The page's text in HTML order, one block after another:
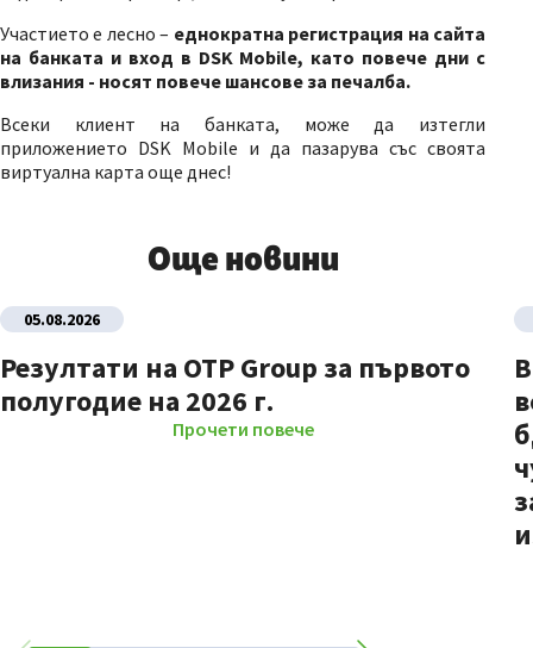
Участието е лесно – еднократна регистрация на сайта
на банката и вход в DSK Mobile, като повече дни с
влизания - носят повече шансове за печалба.
Всеки клиент на банката, може да изтегли
приложението DSK Mobile и да пазарува със своята
виртуална карта още днес!
Още новини
05.08.2026
Резултати на OTP Group за първото
полугодие на 2026 г.
Прочети повече